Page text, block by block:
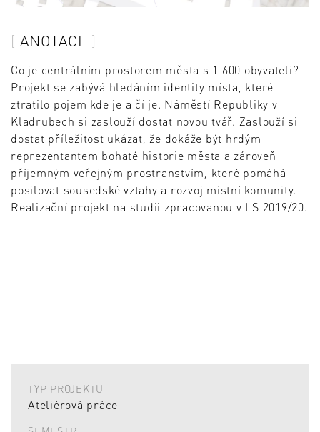
ANOTACE
Co je centrálním prostorem města s 1 600 obyvateli?
Projekt se zabývá hledáním identity místa, které
ztratilo pojem kde je a čí je. Náměstí Republiky v
Kladrubech si zaslouží dostat novou tvář. Zaslouží si
dostat příležitost ukázat, že dokáže být hrdým
reprezentantem bohaté historie města a zároveň
příjemným veřejným prostranstvím, které pomáhá
posilovat sousedské vztahy a rozvoj místní komunity.
Realizační projekt na studii zpracovanou v LS 2019/20.
TYP PROJEKTU
Ateliérová práce